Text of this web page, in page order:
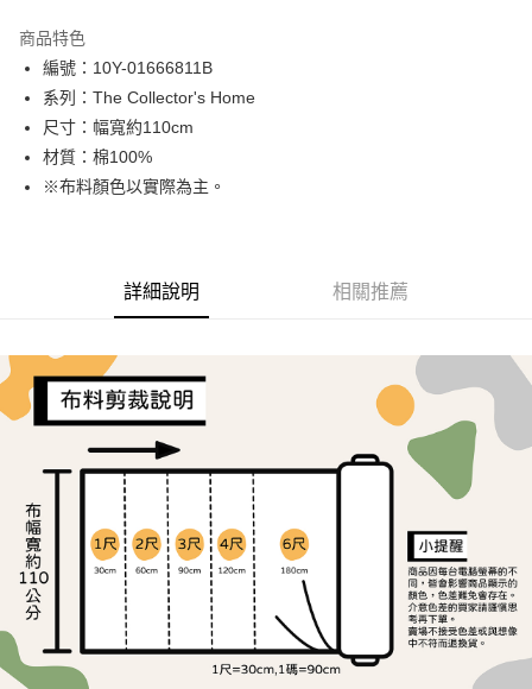
Apple Pay
街口支付
Google Pay
AFTEE先享後付
１．簡單：不需註冊會員、不需綁卡、不需儲值。
３．安心：先確認商品／服務後，再付款。
【「AFTEE先享後付」結帳流程】
１．於結帳方式選擇「AFTEE先享後付」後，將跳轉至「AFTEE先享後付」
結帳頁面，進行簡訊認證並確認金額後，即可完成結帳。
２．訂單成立數日內，您將收到繳費通知簡訊。
３．收到繳費通知簡訊後14天內，點擊此簡訊中的連結，可透過四大超商／
ATM／網路銀行／等多元方式進行付款，方視為交易完成。
※ 請注意：結帳手續完成當下不需立刻繳費，但若您需要取消訂單，請聯絡
購買商品的店家。未經商家同意取消之訂單仍視為有效，需透過AFTEE先享
後付繳納相關費用。
※ 交易是否成功請以「AFTEE先享後付 」之結帳頁面顯示為準，若有關於
是否繳費成功／繳費後需取消欲退款等相關疑問，請聯繫「AFTEE先享後付
客戶支援中心」 https://netprotections.freshdesk.com/support/home
【注意事項】
全家取貨付款
每筆NT$65，滿NT$1,500(含以上)免運費
每筆NT$65，滿NT$1,500(含以上)免運費
宅配
每筆NT$150，滿NT$1,500(含以上)免運費
離島宅配
每筆NT$240
商品特色
編號：10Y-01666811B
系列：The Collector's Home
尺寸：幅寬約110cm
材質：棉100%
※布料顏色以實際為主。
詳細說明 相關推薦